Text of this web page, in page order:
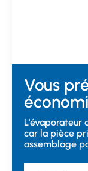
Vous
L'évaporateur
car la pièce
assemblage